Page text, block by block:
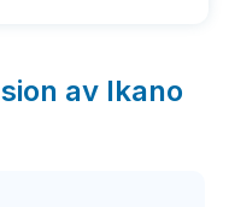
av Ikano